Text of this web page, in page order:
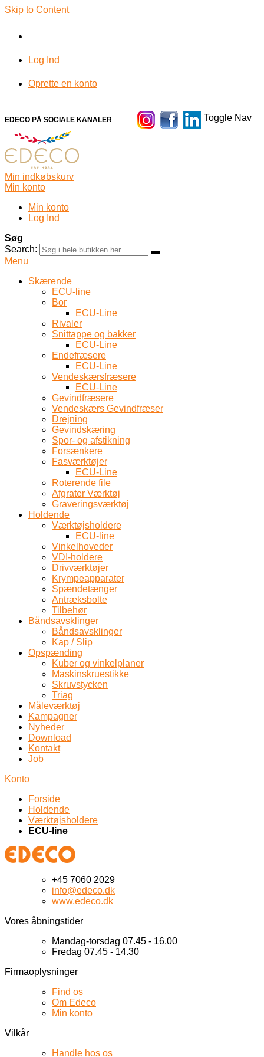
Skip to Content
Log Ind
Oprette en konto
EDECO PÅ SOCIALE KANALER Toggle Nav
Min indkøbskurv
Min konto
Min konto
Log Ind
Søg
Search:
Menu
Skærende
ECU-line
Bor
ECU-Line
Rivaler
Snittappe og bakker
ECU-Line
Endefræsere
ECU-Line
Vendeskærsfræsere
ECU-Line
Gevindfræsere
Vendeskærs Gevindfræser
Drejning
Gevindskæring
Spor- og afstikning
Forsænkere
Fasværktøjer
ECU-Line
Roterende file
Afgrater Værktøj
Graveringsværktøj
Holdende
Værktøjsholdere
ECU-line
Vinkelhoveder
VDI-holdere
Drivværktøjer
Krympeapparater
Spændetænger
Antræksbolte
Tilbehør
Båndsavsklinger
Båndsavsklinger
Kap / Slip
Opspænding
Kuber og vinkelplaner
Maskinskruestikke
Skruvstycken
Triag
Måleværktøj
Kampagner
Nyheder
Download
Kontakt
Job
Konto
Forside
Holdende
Værktøjsholdere
ECU-line
+45 7060 2029
info@edeco.dk
www.edeco.dk
Vores åbningstider
Mandag-torsdag 07.45 - 16.00
Fredag 07.45 - 14.30
Firmaoplysninger
Find os
Om Edeco
Min konto
Vilkår
Handle hos os